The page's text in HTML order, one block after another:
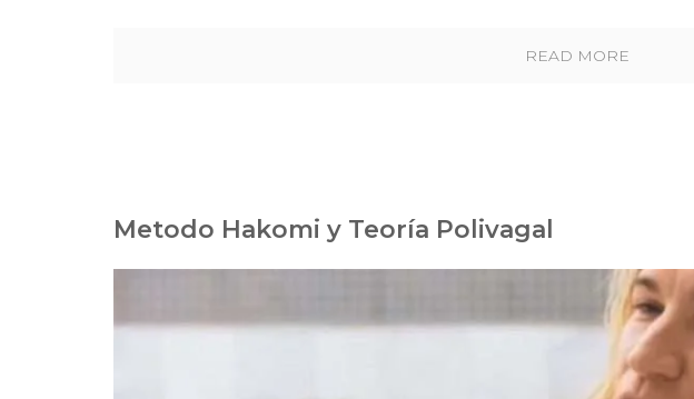
READ MORE
Metodo Hakomi y Teoría Polivagal